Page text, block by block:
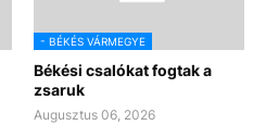
- BÉKÉS VÁRMEGYE
Békési csalókat fogtak a
zsaruk
Augusztus 06, 2026